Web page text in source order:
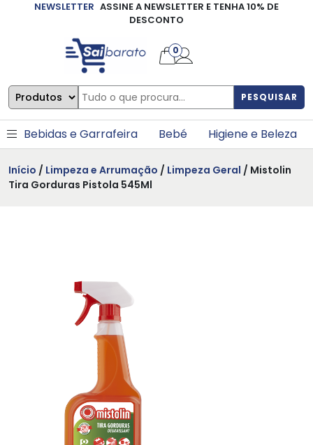
NEWSLETTER ASSINE A NEWSLETTER E TENHA 10% DE
DESCONTO
PESQUISAR
0
Bebidas e Garrafeira Bebé Higiene e Beleza
Início / Limpeza e Arrumação / Limpeza Geral / Mistolin
Tira Gorduras Pistola 545Ml